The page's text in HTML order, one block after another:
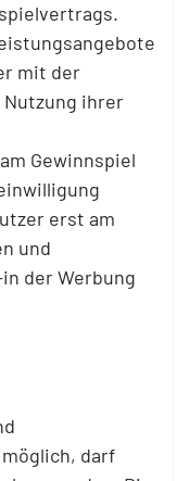
mit der
ihrer
Gewinnspiel
erst am
und
der Werbung
darf